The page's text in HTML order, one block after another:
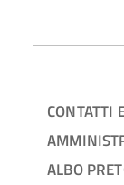
CONTATTI
ALBO